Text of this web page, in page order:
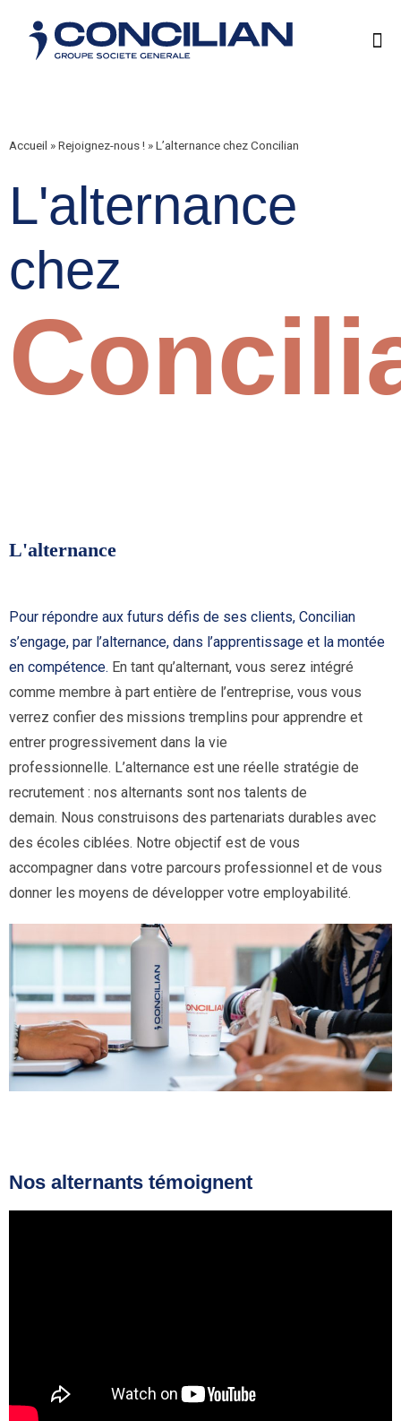
Accueil »Rejoignez-nous ! »L’alternance chez Concilian
L'alternance
chez
L'alternance
Pour répondre aux futurs défis de ses clients, Concilian
s’engage, par l’alternance, dans l’apprentissage et la montée
en compétence. En tant qu’alternant, vous serez intégré
comme membre à part entière de l’entreprise, vous vous
verrez confier des missions tremplins pour apprendre et
entrer progressivement dans la vie
professionnelle. L’alternance est une réelle stratégie de
recrutement : nos alternants sont nos talents de
demain. Nous construisons des partenariats durables avec
des écoles ciblées. Notre objectif est de vous
accompagner dans votre parcours professionnel et de vous
donner les moyens de développer votre employabilité.
Nos alternants témoignent